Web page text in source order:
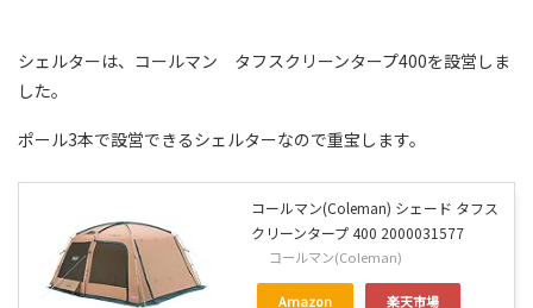
シェルターは、コールマン タフスクリーンタープ400を設営しま
した。
ポール3本で設営できるシェルターなので重宝します。
コールマン(Coleman) シェード タフス
クリーンタープ 400 2000031577
コールマン(Coleman)
Amazon 楽天市場